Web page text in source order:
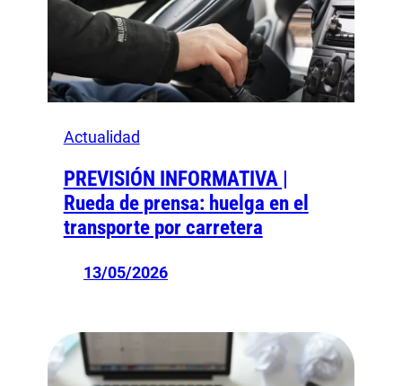
Actualidad
PREVISIÓN INFORMATIVA |
Rueda de prensa: huelga en el
transporte por carretera
13/05/2026